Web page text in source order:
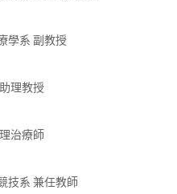
學系 副教授
理教授
治療師
技系 兼任教師